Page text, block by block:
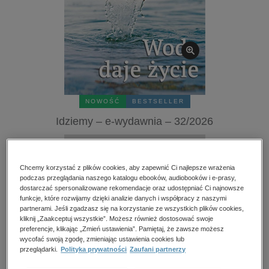
polityka, społeczno-informacyjne
psychologiczne
popularno-naukowe
zdrowie
religie
NOWOŚĆ BESTSELLER
Idziemy – e-wydawnia – 32/2026
Numery archiwalne
Ocena:
Oceń produkt
Kupując otrzymujesz format: PDF Dostęp online PDF
Chcemy korzystać z plików cookies, aby zapewnić Ci najlepsze wrażenia
podczas przeglądania naszego katalogu ebooków, audiobooków i e-prasy,
dostarczać spersonalizowane rekomendacje oraz udostępniać Ci najnowsze
funkcje, które rozwijamy dzięki analizie danych i współpracy z naszymi
partnerami. Jeśli zgadzasz się na korzystanie ze wszystkich plików cookies,
kliknij „Zaakceptuj wszystkie”. Możesz również dostosować swoje
preferencje, klikając „Zmień ustawienia”. Pamiętaj, że zawsze możesz
wycofać swoją zgodę, zmieniając ustawienia cookies lub
przeglądarki.
Polityka prywatności Zaufani partnerzy